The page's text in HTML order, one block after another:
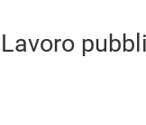
Lavoro